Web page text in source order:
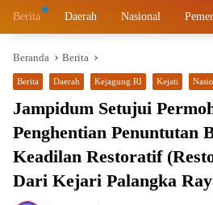
Berita Daerah Nasional
Beranda Berita
Berita Daerah Kejagung RI Kejati
Jampidum Setujui
Penghentian Penuntutan
Keadilan Restoratif
Dari Kejari Palangka